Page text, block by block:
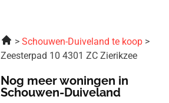
Schouwen-Duiveland te koop
Zeesterpad 10 4301 ZC Zierikzee
Nog meer woningen in
Schouwen-Duiveland